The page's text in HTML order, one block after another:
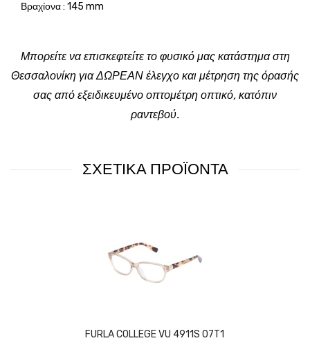
Βραχίονα : 145 mm
Μπορείτε να επισκεφτείτε το φυσικό μας κατάστημα στη
Θεσσαλονίκη για ΔΩΡΕΑΝ έλεγχο και μέτρηση της όρασής
σας από εξειδικευμένο οπτομέτρη οπτικό, κατόπιν
ραντεβού.
ΣΧΕΤΙΚΑ ΠΡΟΪΟΝΤΑ
FURLA COLLEGE VU 4911S 07T1